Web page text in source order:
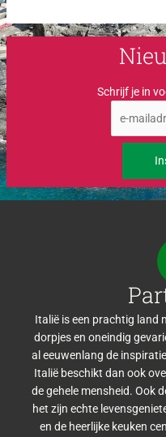
Schrijf je in
Italië is een prachtig land
dorpjes en oneindig
al eeuwenlang de
Italië beschikt dan ook
de gehele mensheid. Ook
het zijn echte
en de heerlijke keuken